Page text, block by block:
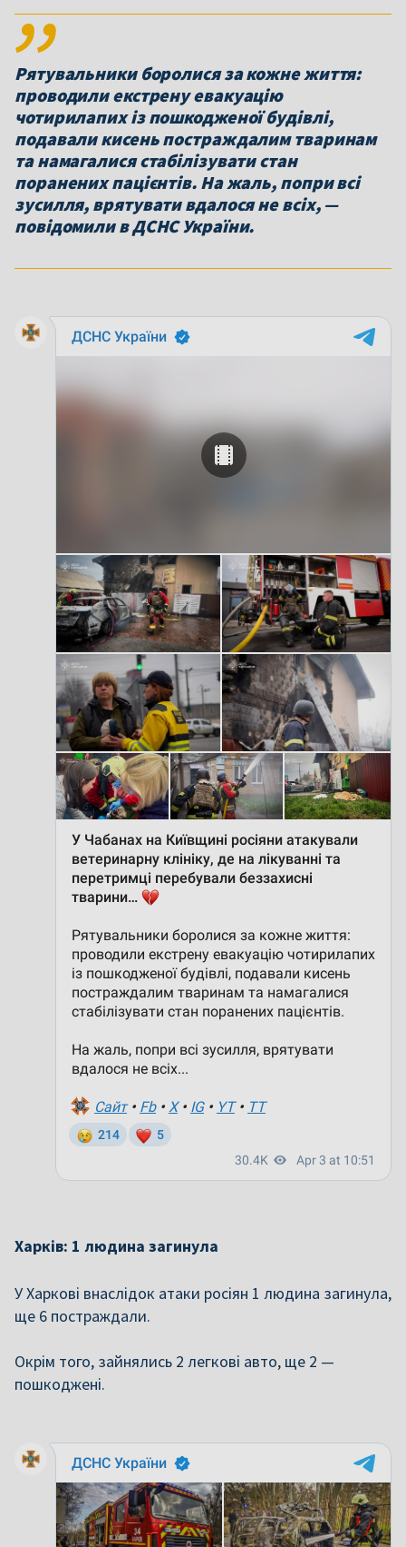
Рятувальники боролися за кожне життя:
проводили екстрену евакуацію
чотирилапих із пошкодженої будівлі,
подавали кисень постраждалим тваринам
та намагалися стабілізувати стан
поранених пацієнтів. На жаль, попри всі
зусилля, врятувати вдалося не всіх, —
повідомили в ДСНС України.
Харків: 1 людина загинула
У Харкові внаслідок атаки росіян 1 людина загинула,
ще 6 постраждали.
Окрім того, зайнялись 2 легкові авто, ще 2 —
пошкоджені.